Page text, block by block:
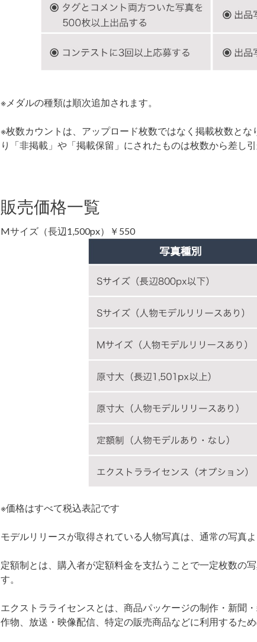
※メダルの種類は順次追加されます。
※枚数カウントは、アップロード枚数ではなく掲載枚数とな
り「非掲載」や「掲載保留」にされたものは枚数から差し
販売価格一覧
Mサイズ（長辺1,500px）￥550
※価格はすべて税込表記です
モデルリリースが取得されている人物写真は、通常の写真
定額制とは、購入者が定額料金を支払うことで一定枚数の
す。
エクストラライセンスとは、商品パッケージの制作・新聞
作物、放送・映像配信、特定の販売商品などに利用するため